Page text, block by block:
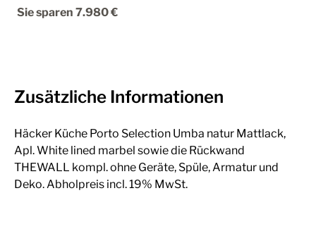
Sie sparen 7.980 €
Zusätzliche Informationen
Häcker Küche Porto Selection Umba natur Mattlack,
Apl. White lined marbel sowie die Rückwand
THEWALL kompl. ohne Geräte, Spüle, Armatur und
Deko. Abholpreis incl. 19% MwSt.